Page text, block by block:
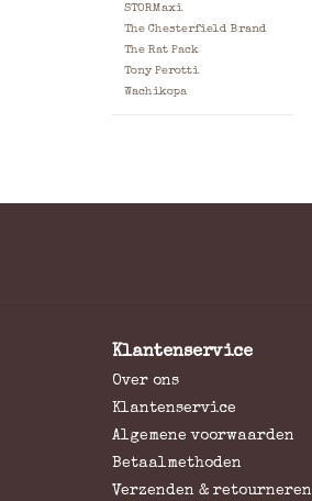
STORMaxi
The Chesterfield Brand
The Rat Pack
Tony Perotti
Wachikopa
Klantenservice
Over ons
Klantenservice
Algemene voorwaarden
Betaalmethoden
Verzenden & retourneren